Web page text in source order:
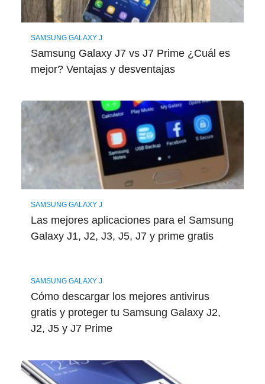
SAMSUNG GALAXY J
Samsung Galaxy J7 vs J7 Prime ¿Cuál es
mejor? Ventajas y desventajas
SAMSUNG GALAXY J
Las mejores aplicaciones para el Samsung
Galaxy J1, J2, J3, J5, J7 y prime gratis
SAMSUNG GALAXY J
Cómo descargar los mejores antivirus
gratis y proteger tu Samsung Galaxy J2,
J2, J5 y J7 Prime